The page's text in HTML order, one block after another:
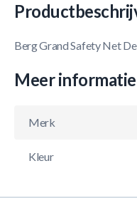
Berg Grand Safety Net
Meer informatie
Merk
Kleur